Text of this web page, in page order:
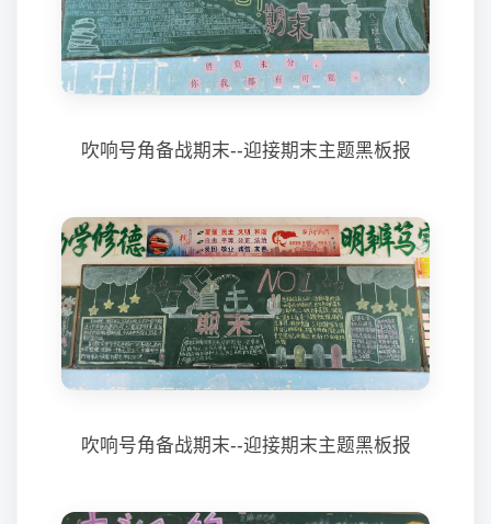
吹响号角备战期末--迎接期末主题黑板报
吹响号角备战期末--迎接期末主题黑板报